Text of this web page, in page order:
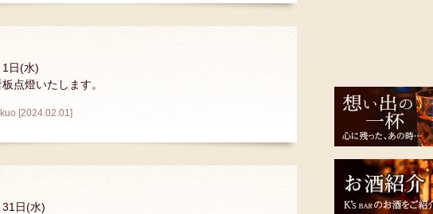
日(水)
点燈いたします。
[2024.02.01]
日(水)